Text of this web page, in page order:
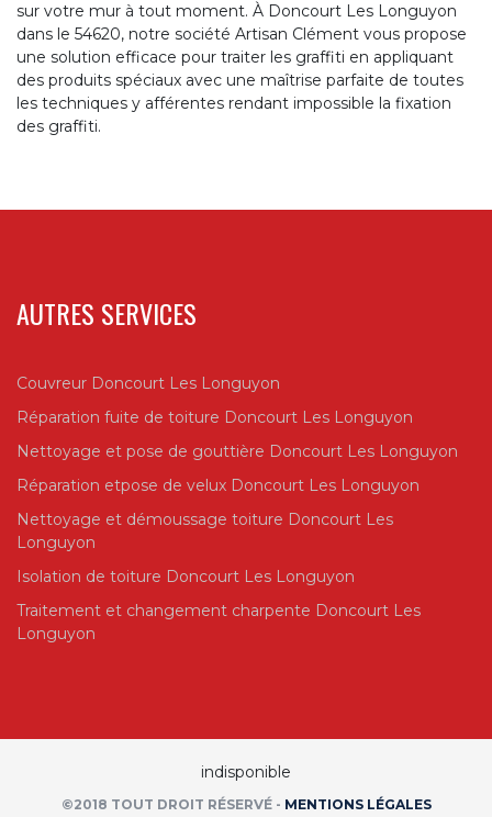
sur votre mur à tout moment. À Doncourt Les Longuyon
dans le 54620, notre société Artisan Clément vous propose
une solution efficace pour traiter les graffiti en appliquant
des produits spéciaux avec une maîtrise parfaite de toutes
les techniques y afférentes rendant impossible la fixation
des graffiti.
AUTRES SERVICES
Couvreur Doncourt Les Longuyon
Réparation fuite de toiture Doncourt Les Longuyon
Nettoyage et pose de gouttière Doncourt Les Longuyon
Réparation etpose de velux Doncourt Les Longuyon
Nettoyage et démoussage toiture Doncourt Les
Longuyon
Isolation de toiture Doncourt Les Longuyon
Traitement et changement charpente Doncourt Les
Longuyon
indisponible
©2018 TOUT DROIT RÉSERVÉ - MENTIONS LÉGALES